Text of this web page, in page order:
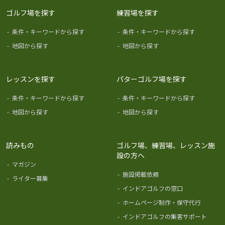
ゴルフ場を探す
- 条件・キーワードから探す
- 地図から探す
練習場を探す
- 条件・キーワードから探す
- 地図から探す
レッスンを探す
- 条件・キーワードから探す
- 地図から探す
パターゴルフ場を探す
- 条件・キーワードから探す
- 地図から探す
読みもの
- マガジン
- ライター募集
ゴルフ場、練習場、レッスン施
設の方へ
- 施設掲載依頼
- インドアゴルフの窓口
- ホームページ制作・保守代行
- インドアゴルフの集客サポート